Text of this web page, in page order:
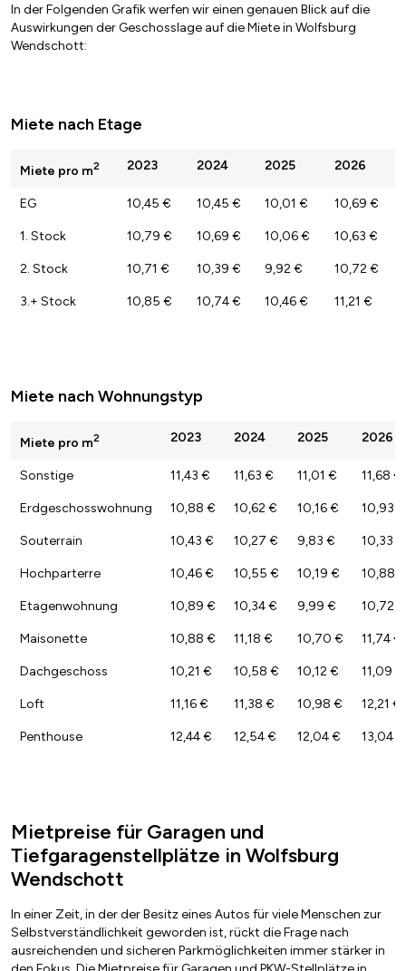
In der Folgenden Grafik werfen wir einen genauen Blick auf die
Auswirkungen der Geschosslage auf die Miete in Wolfsburg
Wendschott:
Miete nach Etage
Miete pro m2 2023 2024 2025 2026
EG 10,45 € 10,45 € 10,01 € 10,69 €
1. Stock 10,79 € 10,69 € 10,06 € 10,63 €
2. Stock 10,71 € 10,39 € 9,92 € 10,72 €
3.+ Stock 10,85 € 10,74 € 10,46 € 11,21 €
Miete nach Wohnungstyp
Miete pro m2 2023 2024 2025 2026
Sonstige 11,43 € 11,63 € 11,01 € 11,68 €
Erdgeschosswohnung 10,88 € 10,62 € 10,16 € 10,93 €
Souterrain 10,43 € 10,27 € 9,83 € 10,33 €
Hochparterre 10,46 € 10,55 € 10,19 € 10,88 €
Etagenwohnung 10,89 € 10,34 € 9,99 € 10,72 €
Maisonette 10,88 € 11,18 € 10,70 € 11,74 €
Dachgeschoss 10,21 € 10,58 € 10,12 € 11,09 €
Loft 11,16 € 11,38 € 10,98 € 12,21 €
Penthouse 12,44 € 12,54 € 12,04 € 13,04 €
Mietpreise für Garagen und
Tiefgaragenstellplätze in Wolfsburg
Wendschott
In einer Zeit, in der der Besitz eines Autos für viele Menschen zur
Selbstverständlichkeit geworden ist, rückt die Frage nach
ausreichenden und sicheren Parkmöglichkeiten immer stärker in